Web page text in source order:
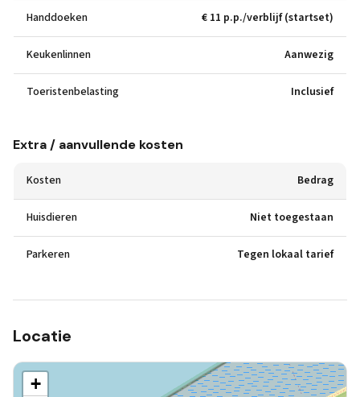
Handdoeken € 11 p.p./verblijf (startset)
Keukenlinnen Aanwezig
Toeristenbelasting Inclusief
Extra / aanvullende kosten
Kosten Bedrag
Huisdieren Niet toegestaan
Parkeren Tegen lokaal tarief
Locatie
+